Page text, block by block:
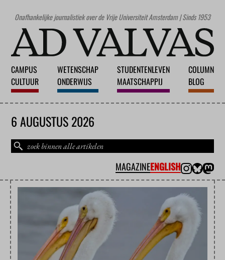
Onafhankelijke journalistiek over de Vrije Universiteit Amsterdam | Sinds 1953
CAMPUS
CULTUUR
WETENSCHAP
ONDERWIJS
STUDENTENLEVEN
MAATSCHAPPIJ
COLUMN
BLOG
6 AUGUSTUS 2026
MAGAZINEENGLISH